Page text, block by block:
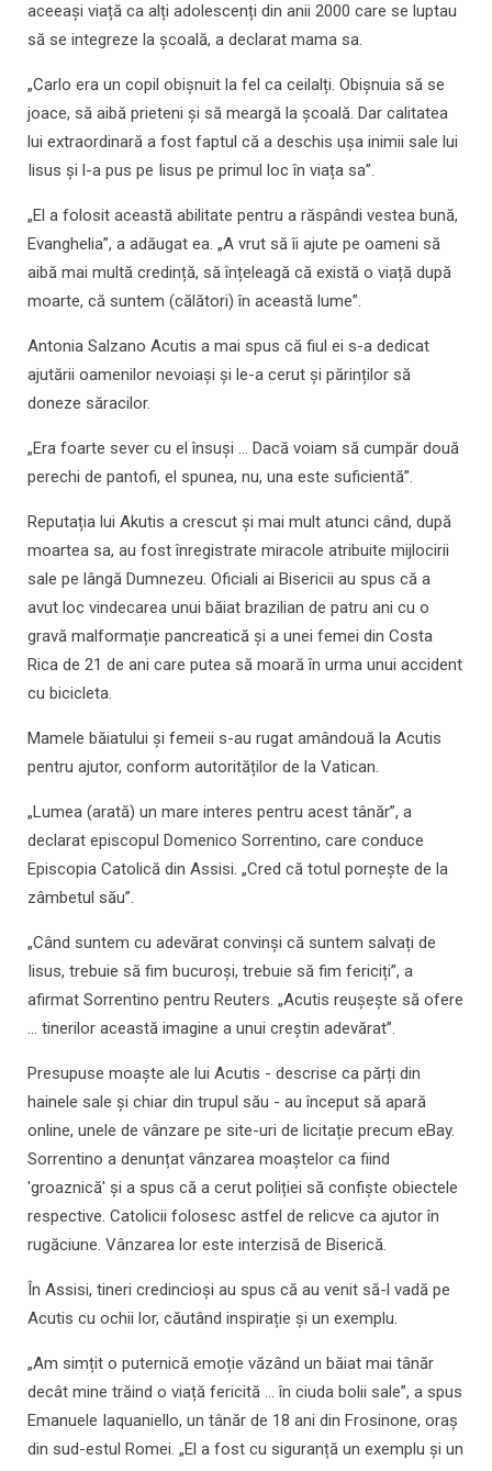
aceeași viață ca alți adolescenți din anii 2000 care se luptau
să se integreze la școală, a declarat mama sa.
„Carlo era un copil obișnuit la fel ca ceilalți. Obișnuia să se
joace, să aibă prieteni și să meargă la școală. Dar calitatea
lui extraordinară a fost faptul că a deschis ușa inimii sale lui
Iisus și l-a pus pe Iisus pe primul loc în viața sa”.
„El a folosit această abilitate pentru a răspândi vestea bună,
Evanghelia”, a adăugat ea. „A vrut să îi ajute pe oameni să
aibă mai multă credință, să înțeleagă că există o viață după
moarte, că suntem (călători) în această lume”.
Antonia Salzano Acutis a mai spus că fiul ei s-a dedicat
ajutării oamenilor nevoiași și le-a cerut și părinților să
doneze săracilor.
„Era foarte sever cu el însuși ... Dacă voiam să cumpăr două
perechi de pantofi, el spunea, nu, una este suficientă”.
Reputația lui Akutis a crescut și mai mult atunci când, după
moartea sa, au fost înregistrate miracole atribuite mijlocirii
sale pe lângă Dumnezeu. Oficiali ai Bisericii au spus că a
avut loc vindecarea unui băiat brazilian de patru ani cu o
gravă malformație pancreatică și a unei femei din Costa
Rica de 21 de ani care putea să moară în urma unui accident
cu bicicleta.
Mamele băiatului și femeii s-au rugat amândouă la Acutis
pentru ajutor, conform autorităților de la Vatican.
„Lumea (arată) un mare interes pentru acest tânăr”, a
declarat episcopul Domenico Sorrentino, care conduce
Episcopia Catolică din Assisi. „Cred că totul pornește de la
zâmbetul său”.
„Când suntem cu adevărat convinși că suntem salvați de
Iisus, trebuie să fim bucuroși, trebuie să fim fericiți”, a
afirmat Sorrentino pentru Reuters. „Acutis reușește să ofere
... tinerilor această imagine a unui creștin adevărat”.
Presupuse moaște ale lui Acutis - descrise ca părți din
hainele sale și chiar din trupul său - au început să apară
online, unele de vânzare pe site-uri de licitație precum eBay.
Sorrentino a denunțat vânzarea moaștelor ca fiind
'groaznică' și a spus că a cerut poliției să confiște obiectele
respective. Catolicii folosesc astfel de relicve ca ajutor în
rugăciune. Vânzarea lor este interzisă de Biserică.
În Assisi, tineri credincioși au spus că au venit să-l vadă pe
Acutis cu ochii lor, căutând inspirație și un exemplu.
„Am simțit o puternică emoție văzând un băiat mai tânăr
decât mine trăind o viață fericită ... în ciuda bolii sale”, a spus
Emanuele Iaquaniello, un tânăr de 18 ani din Frosinone, oraș
din sud-estul Romei. „El a fost cu siguranță un exemplu și un